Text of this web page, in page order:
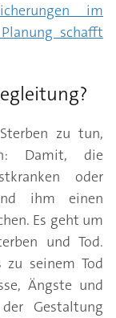
im
schafft
zu tun,
Damit, die
oder
ihm einen
Es geht um
und Tod.
seinem Tod
Ängste und
Gestaltung